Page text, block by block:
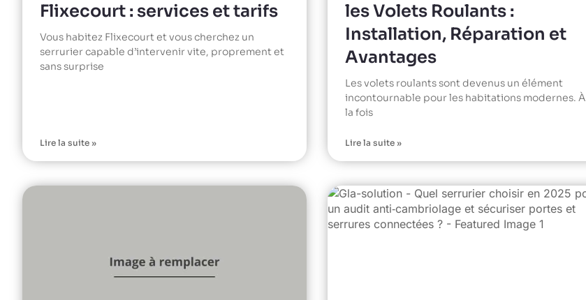
Flixecourt : services et tarifs
Vous habitez Flixecourt et vous cherchez un
serrurier capable d’intervenir vite, proprement et
sans surprise
Lire la suite »
les Volets Roulants :
Installation, Réparation et
Avantages
Les volets roulants sont devenus un élément
incontournable pour les habitations modernes. À
la fois
Lire la suite »